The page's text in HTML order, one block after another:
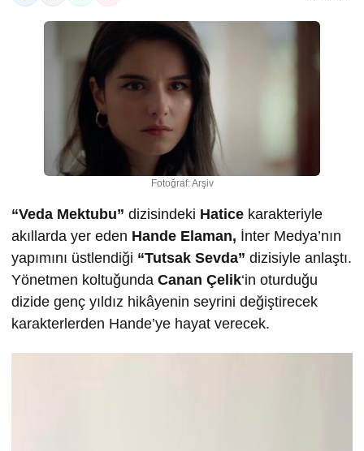
Fotoğraf: Arşiv
“Veda Mektubu” dizisindeki Hatice karakteriyle
akıllarda yer eden Hande Elaman, İnter Medya’nın
yapımını üstlendiği “Tutsak Sevda” dizisiyle anlaştı.
Yönetmen koltuğunda Canan Çelik‘in oturduğu
dizide genç yıldız hikâyenin seyrini değiştirecek
karakterlerden Hande’ye hayat verecek.